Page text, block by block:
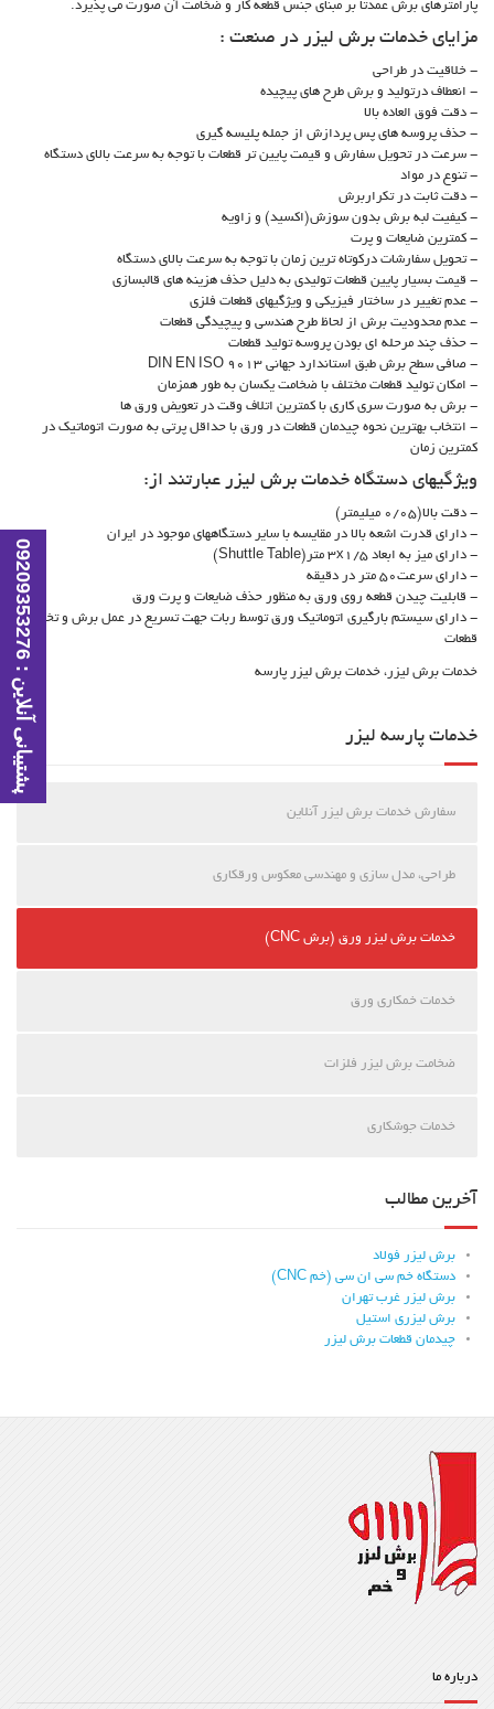
پارامترهای برش عمدتا بر مبنای جنس قطعه کار و ضخامت آن صورت می پذیرد.
مزایای خدمات برش لیزر در صنعت :
- خلاقیت در طراحی
- انعطاف درتولید و برش طرح های پیچیده
- دقت فوق العاده بالا
- حذف پروسه های پس پردازش از جمله پلیسه گیری
- سرعت در تحویل سفارش و قیمت پایین تر قطعات با توجه به سرعت بالای دستگاه
- تنوع در مواد
- دقت ثابت در تکراربرش
- کیفیت لبه برش بدون سوزش(اکسید) و زاویه
- کمترین ضایعات و پرت
- تحویل سفارشات درکوتاه ترین زمان با توجه به سرعت بالای دستگاه
- قیمت بسیار پایین قطعات تولیدی به دلیل حذف هزینه های قالبسازی
- عدم تغییر در ساختار فیزیکی و ویژگیهای قطعات فلزی
- عدم محدودیت برش از لحاظ طرح هندسی و پیچیدگی قطعات
- حذف چند مرحله ای بودن پروسه تولید قطعات
- صافی سطح برش طبق استاندارد جهانی DIN EN ISO 9013
- امکان تولید قطعات مختلف با ضخامت یکسان به طور همزمان
- برش به صورت سری کاری با کمترین اتلاف وقت در تعویض ورق ها
- انتخاب بهترین نحوه چیدمان قطعات در ورق با حداقل پرتی به صورت اتوماتیک در
کمترین زمان
ویژگیهای دستگاه خدمات برش لیزر عبارتند از:
- دقت بالا(0/05 میلیمتر)
- دارای قدرت اشعه بالا در مقایسه با سایر دستگاههای موجود در ایران
- دارای میز به ابعاد 3x1/5 متر(Shuttle Table)
- دارای سرعت50 متر در دقیقه
- قابلیت چیدن قطعه روی ورق به منظور حذف ضایعات و پرت ورق
- دارای سیستم بارگیری اتوماتیک ورق توسط ربات جهت تسریع در عمل برش و تخلیه
قطعات
خدمات برش لیزر، خدمات برش لیزر پارسه
خدمات پارسه لیزر
سفارش خدمات برش لیزر آنلاین
طراحی، مدل سازی و مهندسی معکوس ورقکاری
خدمات برش لیزر ورق (برش CNC)
خدمات خمکاری ورق
ضخامت برش لیزر فلزات
خدمات جوشکاری
آخرین مطالب
برش لیزر فولاد
دستگاه خم سی ان سی (خم CNC)
برش لیزر غرب تهران
برش لیزری استیل
چیدمان قطعات برش لیزر
درباره ما
پ
ش
ت
ی
ب
ا
ن
ی
آ
ن
ل
ا
ی
ن
:
0
9
2
0
9
3
5
3
2
7
6